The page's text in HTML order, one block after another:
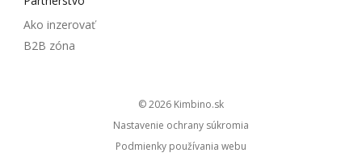
Ako inzerovať
B2B zóna
© 2026
kimbino.sk
Nastavenie ochrany súkromia
Podmienky používania webu